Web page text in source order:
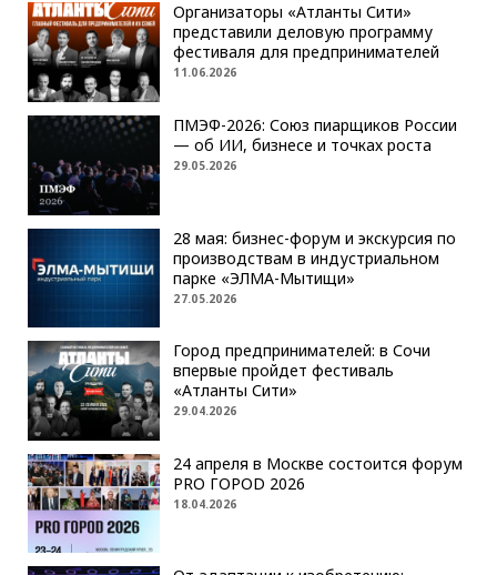
Организаторы «Атланты Сити»
представили деловую программу
фестиваля для предпринимателей
11.06.2026
ПМЭФ-2026: Союз пиарщиков России
— об ИИ, бизнесе и точках роста
29.05.2026
28 мая: бизнес-форум и экскурсия по
производствам в индустриальном
парке «ЭЛМА-Мытищи»
27.05.2026
Город предпринимателей: в Сочи
впервые пройдет фестиваль
«Атланты Сити»
29.04.2026
24 апреля в Москве состоится форум
PRO ГОРОD 2026
18.04.2026